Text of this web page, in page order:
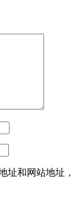
址和网站地址，